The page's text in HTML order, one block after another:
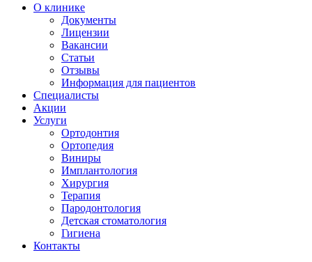
О клинике
Документы
Лицензии
Вакансии
Статьи
Отзывы
Информация для пациентов
Специалисты
Акции
Услуги
Ортодонтия
Ортопедия
Виниры
Имплантология
Хирургия
Терапия
Пародонтология
Детская стоматология
Гигиена
Контакты